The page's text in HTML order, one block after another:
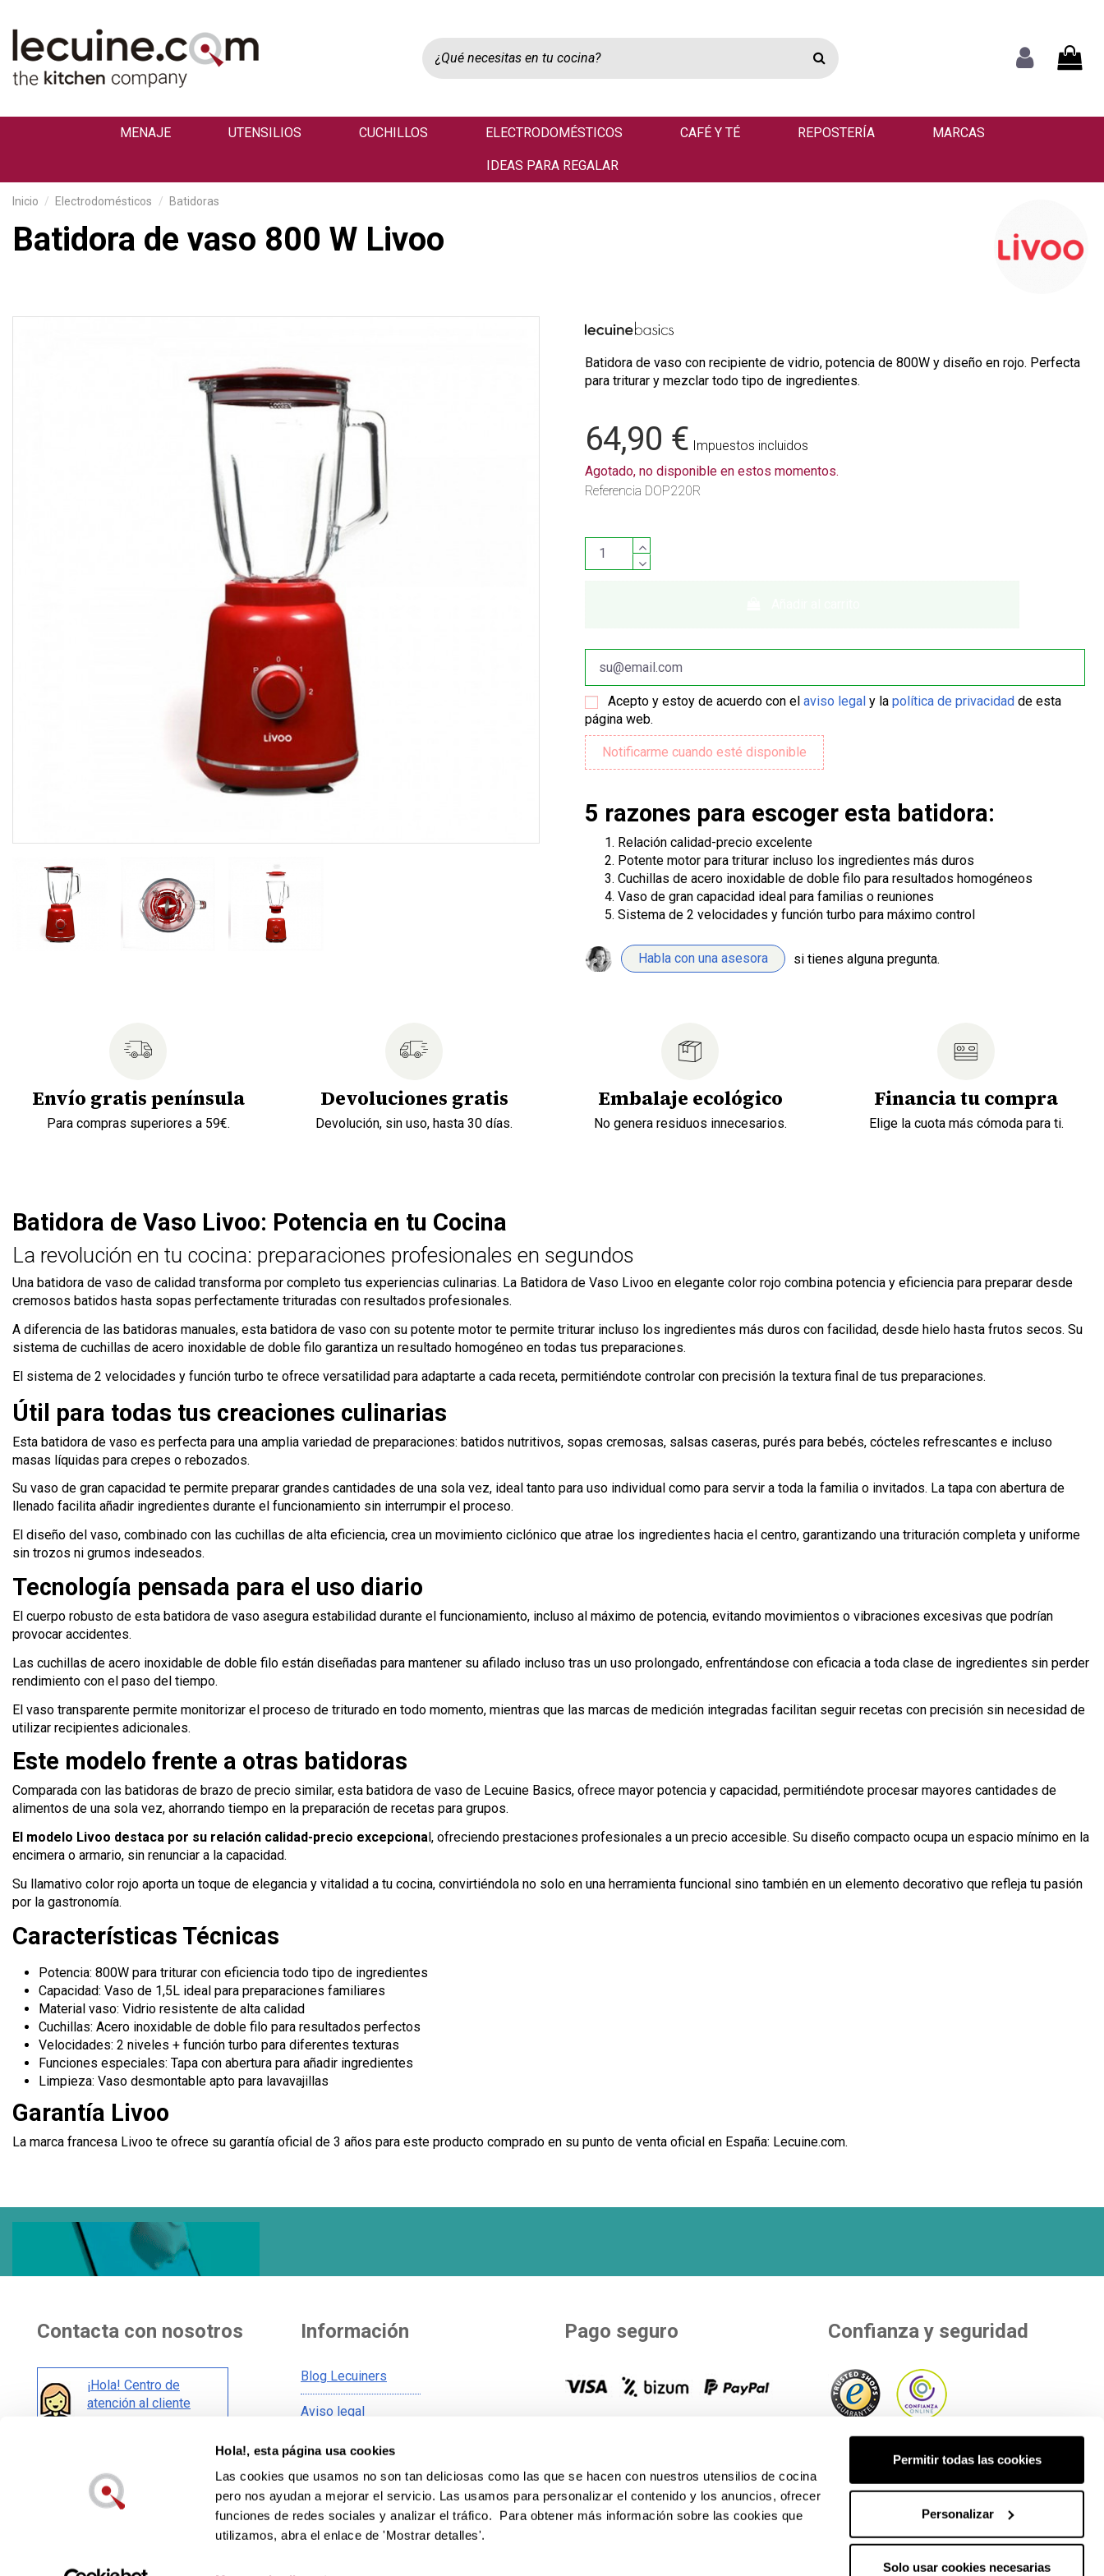
Hola!, esta página usa cookies
Las cookies que usamos no son tan deliciosas como las que se hacen con nuestros utensilios de cocina
pero nos ayudan a mejorar el servicio. Las usamos para personalizar el contenido y los anuncios, ofrecer
funciones de redes sociales y analizar el tráfico. Para obtener más información sobre las cookies que
utilizamos, abra el enlace de 'Mostrar detalles'.
Permitir todas las cookies
Personalizar
Solo usar cookies necesarias
MENAJE UTENSILIOS CUCHILLOS ELECTRODOMÉSTICOS CAFÉ Y TÉ REPOSTERÍA MARCAS
IDEAS PARA REGALAR
Inicio Electrodomésticos Batidoras
Batidora de vaso 800 W Livoo
Batidora de vaso con recipiente de vidrio, potencia de 800W y diseño en rojo. Perfecta
para triturar y mezclar todo tipo de ingredientes.
64,90 € Impuestos incluidos
Agotado, no disponible en estos momentos.
Referencia DOP220R
Acepto y estoy de acuerdo con elaviso legal y lapolítica de privacidad de esta
página web.
5 razones para escoger esta batidora:
Relación calidad-precio excelente
Potente motor para triturar incluso los ingredientes más duros
Cuchillas de acero inoxidable de doble filo para resultados homogéneos
Vaso de gran capacidad ideal para familias o reuniones
Sistema de 2 velocidades y función turbo para máximo control
Habla con una asesora si tienes alguna pregunta.
Envío gratis península
Para compras superiores a 59€.
Devoluciones gratis
Devolución, sin uso, hasta 30 días.
Embalaje ecológico
No genera residuos innecesarios.
Financia tu compra
Elige la cuota más cómoda para ti.
Batidora de Vaso Livoo: Potencia en tu Cocina
La revolución en tu cocina: preparaciones profesionales en segundos
Una batidora de vaso de calidad transforma por completo tus experiencias culinarias. La Batidora de Vaso Livoo en elegante color rojo combina potencia y eficiencia para preparar desde
cremosos batidos hasta sopas perfectamente trituradas con resultados profesionales.
A diferencia de las batidoras manuales, esta batidora de vaso con su potente motor te permite triturar incluso los ingredientes más duros con facilidad, desde hielo hasta frutos secos. Su
sistema de cuchillas de acero inoxidable de doble filo garantiza un resultado homogéneo en todas tus preparaciones.
El sistema de 2 velocidades y función turbo te ofrece versatilidad para adaptarte a cada receta, permitiéndote controlar con precisión la textura final de tus preparaciones.
Útil para todas tus creaciones culinarias
Esta batidora de vaso es perfecta para una amplia variedad de preparaciones: batidos nutritivos, sopas cremosas, salsas caseras, purés para bebés, cócteles refrescantes e incluso
masas líquidas para crepes o rebozados.
Su vaso de gran capacidad te permite preparar grandes cantidades de una sola vez, ideal tanto para uso individual como para servir a toda la familia o invitados. La tapa con abertura de
llenado facilita añadir ingredientes durante el funcionamiento sin interrumpir el proceso.
El diseño del vaso, combinado con las cuchillas de alta eficiencia, crea un movimiento ciclónico que atrae los ingredientes hacia el centro, garantizando una trituración completa y uniforme
sin trozos ni grumos indeseados.
Tecnología pensada para el uso diario
El cuerpo robusto de esta batidora de vaso asegura estabilidad durante el funcionamiento, incluso al máximo de potencia, evitando movimientos o vibraciones excesivas que podrían
provocar accidentes.
Las cuchillas de acero inoxidable de doble filo están diseñadas para mantener su afilado incluso tras un uso prolongado, enfrentándose con eficacia a toda clase de ingredientes sin perder
rendimiento con el paso del tiempo.
El vaso transparente permite monitorizar el proceso de triturado en todo momento, mientras que las marcas de medición integradas facilitan seguir recetas con precisión sin necesidad de
utilizar recipientes adicionales.
Este modelo frente a otras batidoras
Comparada con las batidoras de brazo de precio similar, esta batidora de vaso de Lecuine Basics, ofrece mayor potencia y capacidad, permitiéndote procesar mayores cantidades de
alimentos de una sola vez, ahorrando tiempo en la preparación de recetas para grupos.
El modelo Livoo destaca por su relación calidad-precio excepciona l, ofreciendo prestaciones profesionales a un precio accesible. Su diseño compacto ocupa un espacio mínimo en la
encimera o armario, sin renunciar a la capacidad.
Su llamativo color rojo aporta un toque de elegancia y vitalidad a tu cocina, convirtiéndola no solo en una herramienta funcional sino también en un elemento decorativo que refleja tu pasión
por la gastronomía.
Características Técnicas
Potencia: 800W para triturar con eficiencia todo tipo de ingredientes
Capacidad: Vaso de 1,5L ideal para preparaciones familiares
Material vaso: Vidrio resistente de alta calidad
Cuchillas: Acero inoxidable de doble filo para resultados perfectos
Velocidades: 2 niveles + función turbo para diferentes texturas
Funciones especiales: Tapa con abertura para añadir ingredientes
Limpieza: Vaso desmontable apto para lavavajillas
Garantía Livoo
La marca francesa Livoo te ofrece su garantía oficial de 3 años para este producto comprado en su punto de venta oficial en España: Lecuine.com.
Contacta con nosotros
¡Hola! Centro de
atención al cliente
Información
Blog Lecuiners
Aviso legal
Condiciones generales
Política de cookies
Política de privacidad
Pago seguro
pago.
Confianza y seguridad
que evalúan nuestra calidad..